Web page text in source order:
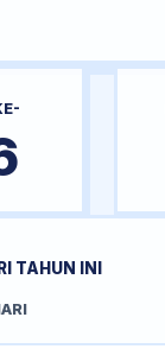
TAHUN INI